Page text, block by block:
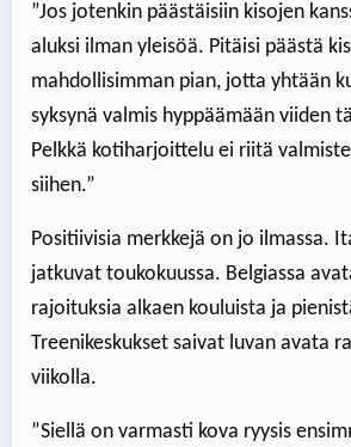
”Jos jotenkin päästäisiin kisojen
aluksi ilman yleisöä. Pitäisi päästä
mahdollisimman pian, jotta yhtään
syksynä valmis hyppäämään viiden
Pelkkä kotiharjoittelu ei riitä
siihen.”
Positiivisia merkkejä on jo ilmassa.
jatkuvat toukokuussa. Belgiassa
rajoituksia alkaen kouluista ja
Treenikeskukset saivat luvan avata
viikolla.
”Siellä on varmasti kova ryysis